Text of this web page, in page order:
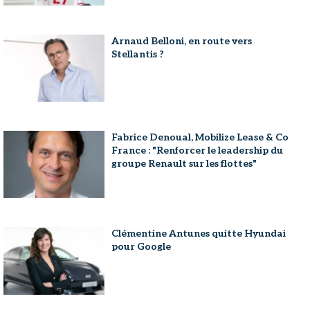
Arnaud Belloni, en route vers
Stellantis ?
Fabrice Denoual, Mobilize Lease & Co
France : "Renforcer le leadership du
groupe Renault sur les flottes"
Clémentine Antunes quitte Hyundai
pour Google